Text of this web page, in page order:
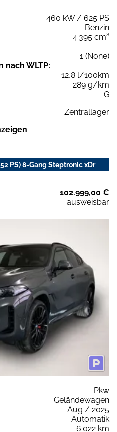
460 kW / 625 PS
Benzin
4.395 cm³
1 (None)
nach WLTP:
12,8 l/100km
289 g/km
G
Zentrallager
PS) 8-Gang Steptronic xDr
102.999,00 €
ausweisbar
Pkw
Geländewagen
Aug / 2025
Automatik
6.022 km